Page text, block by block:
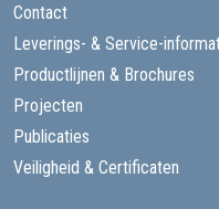
Contact
Leverings- & Service-
Productlijnen & Brochures
Projecten
Publicaties
Veiligheid & Certificaten